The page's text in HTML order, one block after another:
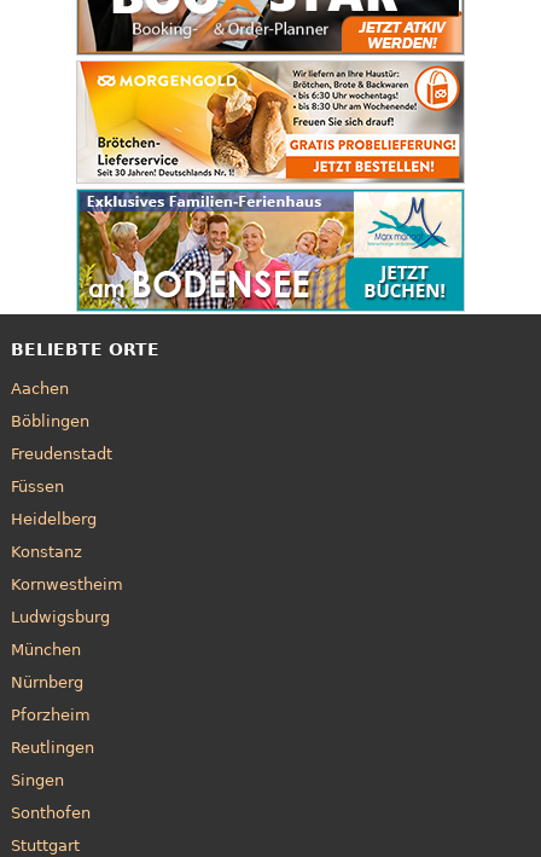
BELIEBTE ORTE
Aachen
Böblingen
Freudenstadt
Füssen
Heidelberg
Konstanz
Kornwestheim
Ludwigsburg
München
Nürnberg
Pforzheim
Reutlingen
Singen
Sonthofen
Stuttgart